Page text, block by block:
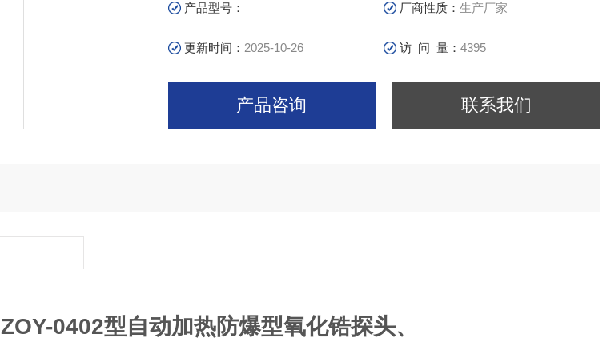
产品型号： 厂商性质：生产厂家
更新时间： 2025-10-26 访 问 量：4395
产品咨询 联系我们
ZOY-0402型自动加热防爆型氧化锆探头、